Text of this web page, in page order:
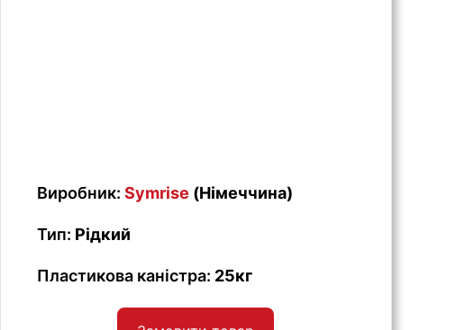
Виробник: Symrise (Німеччина)
Тип: Рідкий
Пластикова каністра: 25кг